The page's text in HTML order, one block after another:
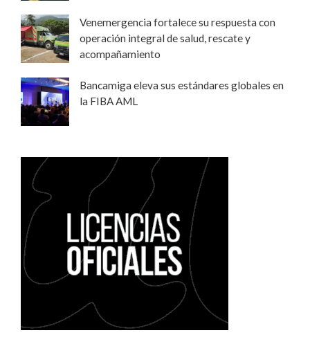
Venemergencia fortalece su respuesta con
operación integral de salud, rescate y
acompañamiento
Bancamiga eleva sus estándares globales en
la FIBA AML